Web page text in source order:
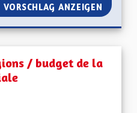
VORSCHLAG ANZEIGEN
/ budget de la